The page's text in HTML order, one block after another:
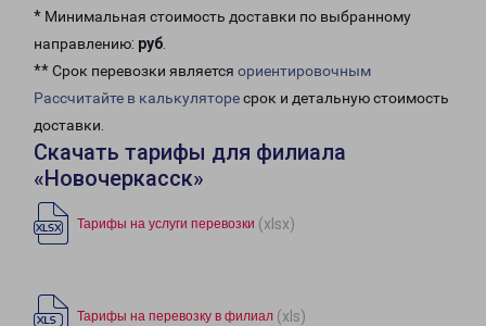
* Минимальная стоимость доставки по выбранному
направлению: руб.
** Срок перевозки является ориентировочным
Рассчитайте в калькуляторесрок и детальную стоимость
доставки.
Скачать тарифы для филиала
«Новочеркасск»
Тарифы на услуги перевозки (xlsx)
Тарифы на перевозку в филиал (xls)